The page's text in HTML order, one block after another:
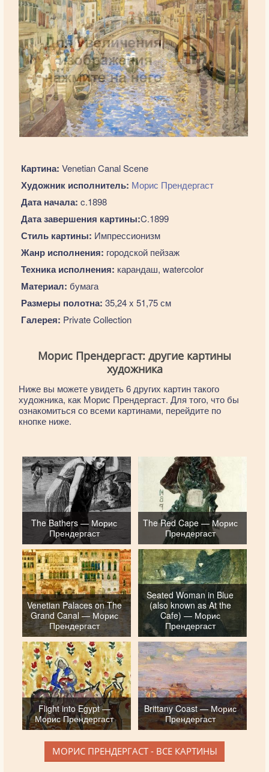
Картина: Venetian Canal Scene
Художник исполнитель: Морис Прендергаст
Дата начала: c.1898
Дата завершения картины:C.1899
Стиль картины: Импрессионизм
Жанр исполнения: городской пейзаж
Техника исполнения: карандаш, watercolor
Материал: бумага
Размеры полотна: 35,24 x 51,75 см
Галерея: Private Collection
Морис Прендергаст: другие картины
художника
Ниже вы можете увидеть 6 других картин такого
художника, как Морис Прендергаст. Для того, что бы
ознакомиться со всеми картинами, перейдите по
кнопке ниже.
The Bathers — Морис
Прендергаст
The Red Cape — Морис
Прендергаст
Venetian Palaces on The
Grand Canal — Морис
Прендергаст
Seated Woman in Blue
(also known as At the
Cafe) — Морис
Прендергаст
Flight into Egypt —
Морис Прендергаст
Brittany Coast — Морис
Прендергаст
МОРИС ПРЕНДЕРГАСТ - ВСЕ КАРТИНЫ